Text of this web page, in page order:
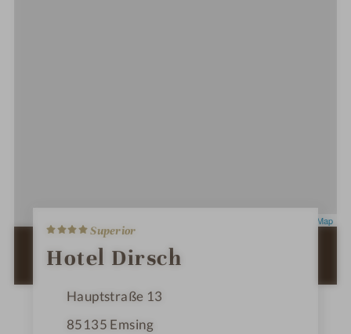
OpenStreetMap
ZUR ROUTENPLANUNG MIT GOOGLE
MAPS
4
S
t
e
n
e
Superior
Hotel Dirsch
Hauptstraße 13
85135 Emsing